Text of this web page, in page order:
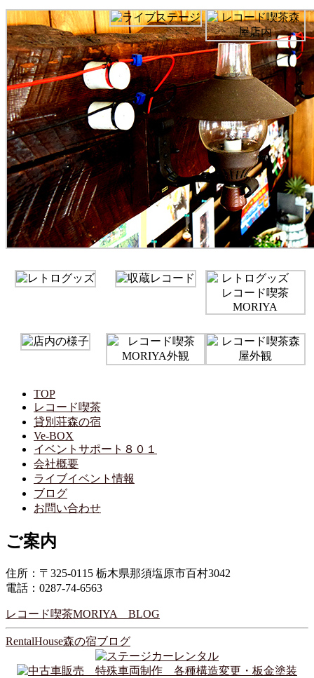
TOP
レコード喫茶
貸別荘森の宿
Ve-BOX
イベントサポート８０１
会社概要
ライブイベント情報
ブログ
お問い合わせ
ご案内
住所：〒325-0115 栃木県那須塩原市百村3042
電話：0287-74-6563
レコード喫茶MORIYA BLOG
RentalHouse森の宿ブログ